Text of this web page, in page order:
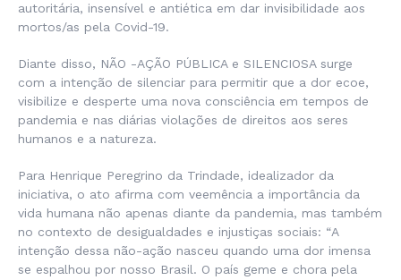
autoritária, insensível e antiética em dar invisibilidade aos
mortos/as pela Covid-19.
Diante disso, NÃO -AÇÃO PÚBLICA e SILENCIOSA surge
com a intenção de silenciar para permitir que a dor ecoe,
visibilize e desperte uma nova consciência em tempos de
pandemia e nas diárias violações de direitos aos seres
humanos e a natureza.
Para Henrique Peregrino da Trindade, idealizador da
iniciativa, o ato afirma com veemência a importância da
vida humana não apenas diante da pandemia, mas também
no contexto de desigualdades e injustiças sociais: “A
intenção dessa não-ação nasceu quando uma dor imensa
se espalhou por nosso Brasil. O país geme e chora pela